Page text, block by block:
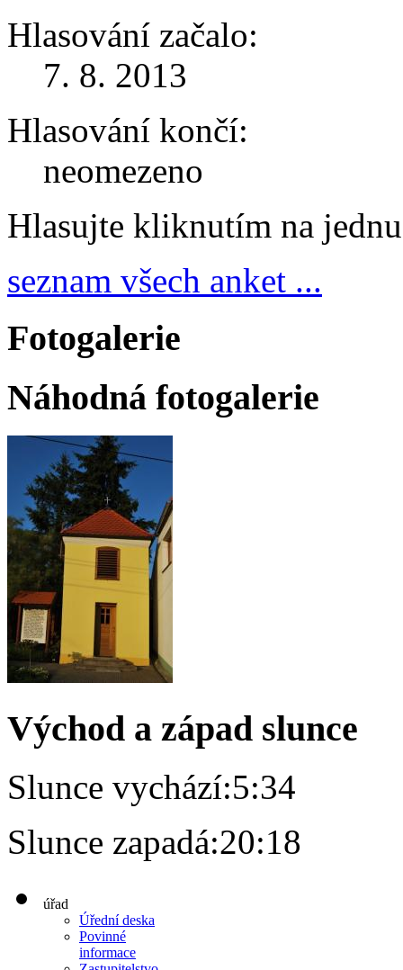
Hlasování začalo:
7. 8. 2013
Hlasování končí:
neomezeno
Hlasujte kliknutím na
seznam všech anket ...
Fotogalerie
Náhodná fotogalerie
Východ a západ slunce
Slunce vychází:5:34
Slunce zapadá:20:18
úřad
Úřední deska
Povinné
informace